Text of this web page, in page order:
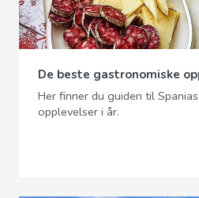
De beste gastronomiske
Her finner du guiden til
opplevelser i år.